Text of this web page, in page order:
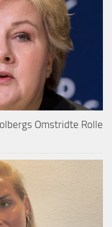
Omstridte Rolle